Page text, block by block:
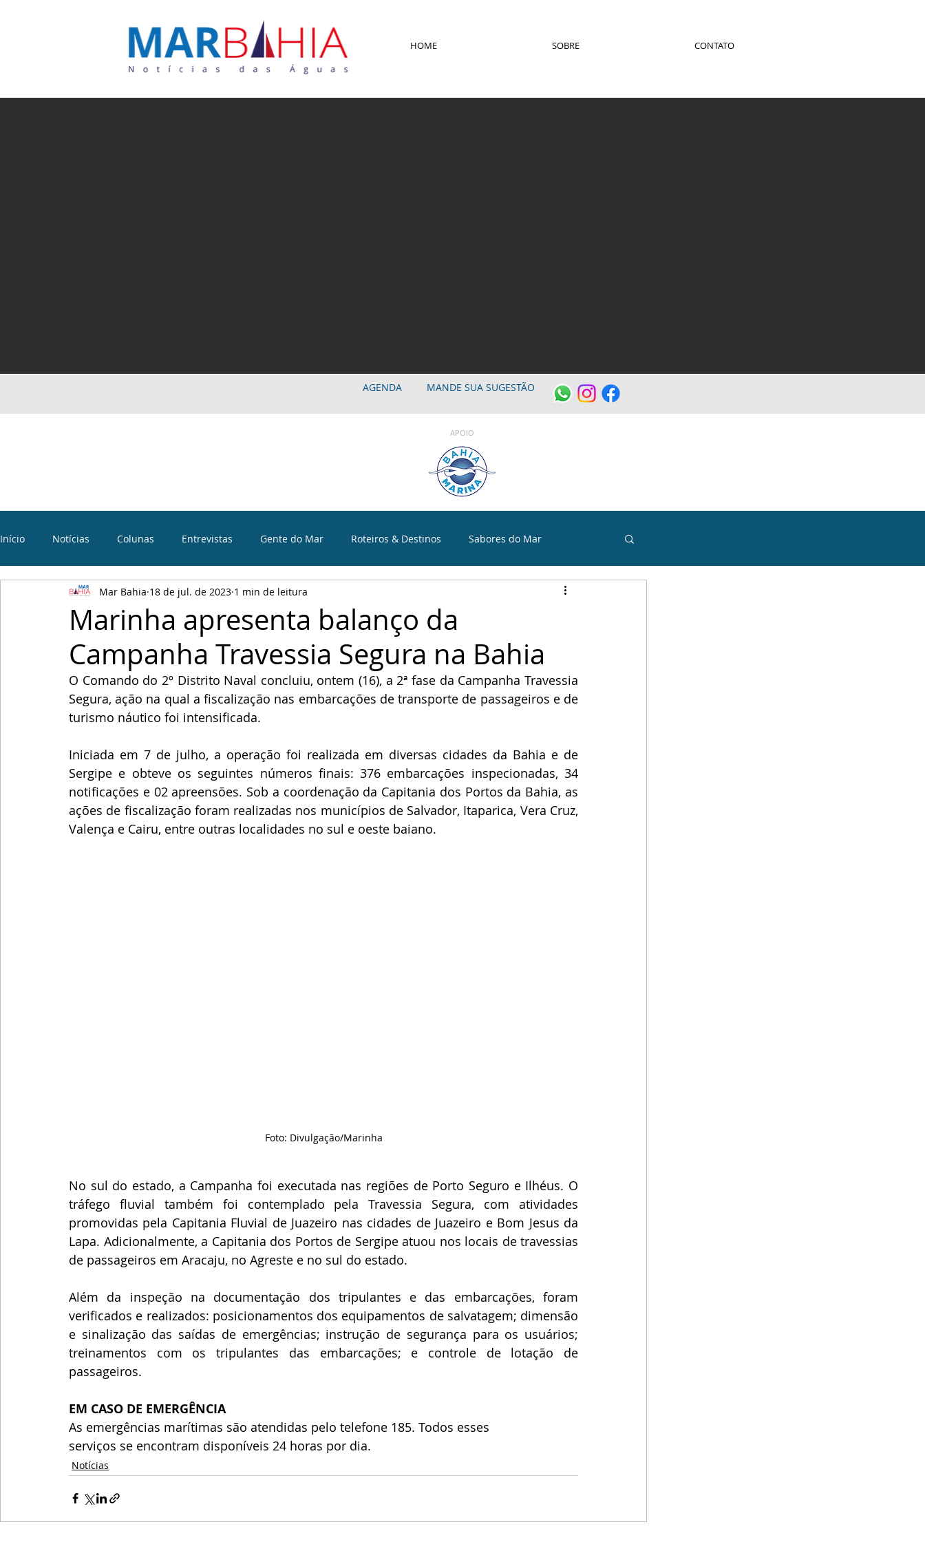
HOME SOBRE CONTATO
Início Notícias Colunas Entrevistas Gente do Mar Roteiros & Destinos Sabores do Mar
Curiosidades
Marinha apresenta balanço da
Campanha Travessia Segura na Bahia
Mar Bahia 18 de jul. de 2023 1 min de leitura
O Comando do 2º Distrito Naval concluiu, ontem (16), a 2ª fase da Campanha Travessia
Segura, ação na qual a fiscalização nas embarcações de transporte de passageiros e de
turismo náutico foi intensificada.
Iniciada em 7 de julho, a operação foi realizada em diversas cidades da Bahia e de
Sergipe e obteve os seguintes números finais: 376 embarcações inspecionadas, 34
notificações e 02 apreensões. Sob a coordenação da Capitania dos Portos da Bahia, as
ações de fiscalização foram realizadas nos municípios de Salvador, Itaparica, Vera Cruz,
Valença e Cairu, entre outras localidades no sul e oeste baiano.
Foto: Divulgação/Marinha
No sul do estado, a Campanha foi executada nas regiões de Porto Seguro e Ilhéus. O
tráfego fluvial também foi contemplado pela Travessia Segura, com atividades
promovidas pela Capitania Fluvial de Juazeiro nas cidades de Juazeiro e Bom Jesus da
Lapa. Adicionalmente, a Capitania dos Portos de Sergipe atuou nos locais de travessias
de passageiros em Aracaju, no Agreste e no sul do estado.
Além da inspeção na documentação dos tripulantes e das embarcações, foram
verificados e realizados: posicionamentos dos equipamentos de salvatagem; dimensão
e sinalização das saídas de emergências; instrução de segurança para os usuários;
treinamentos com os tripulantes das embarcações; e controle de lotação de
passageiros.
EM CASO DE EMERGÊNCIA
As emergências marítimas são atendidas pelo telefone 185. Todos esses
serviços se encontram disponíveis 24 horas por dia.
Notícias
AGENDA MANDE SUA SUGESTÃO
APOIO